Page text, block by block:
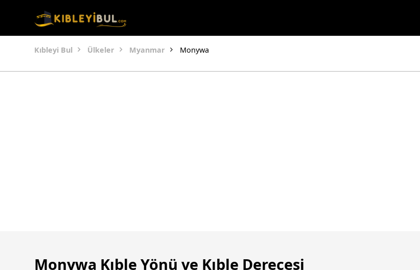
Kıbleyi Bul Ülkeler Myanmar Monywa
Monywa Kıble Yönü ve Kıble Derecesi